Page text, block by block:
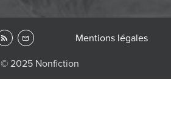
© 2025 Nonfiction
Mentions légales